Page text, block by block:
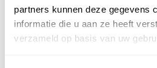
partners kunnen deze gegevens
informatie die u aan ze heeft
verzameld op basis van uw
BEKIJK